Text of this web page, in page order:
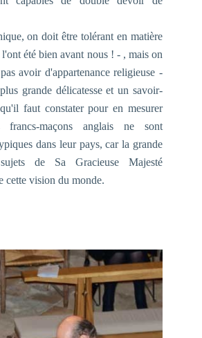
on doit être tolérant en matière
été bien avant nous ! - , mais on
avoir d'appartenance religieuse -
grande délicatesse et un savoir-
faut constater pour en mesurer
francs-maçons anglais ne sont
dans leur pays, car la grande
de Sa Gracieuse Majesté
cette vision du monde.